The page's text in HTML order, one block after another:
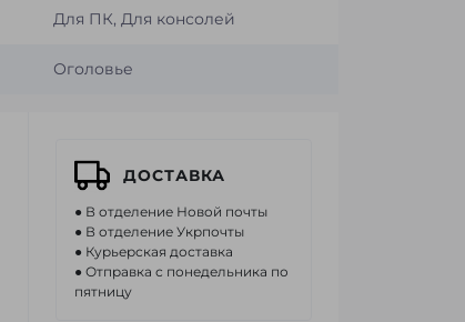
Для ПК, Для консолей
Оголовье
ДОСТАВКА
● В отделение Новой почты
● В отделение Укрпочты
● Курьерская доставка
● Отправка с понедельника по
пятницу